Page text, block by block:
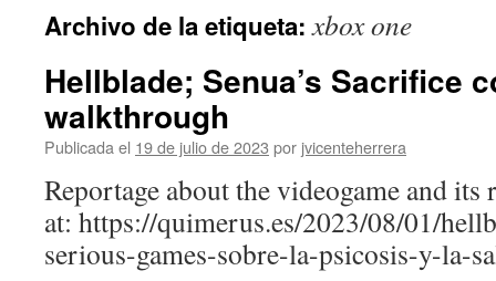
Archivo de la etiqueta:xbox one
Hellblade; Senua’s Sacrifice
walkthrough
Publicada el 19 de julio de 2023 por jvicenteherrera
Reportage about the videogame and its
at: https://quimerus.es/2023/08/01/
serious-games-sobre-la-psicosis-y-la-